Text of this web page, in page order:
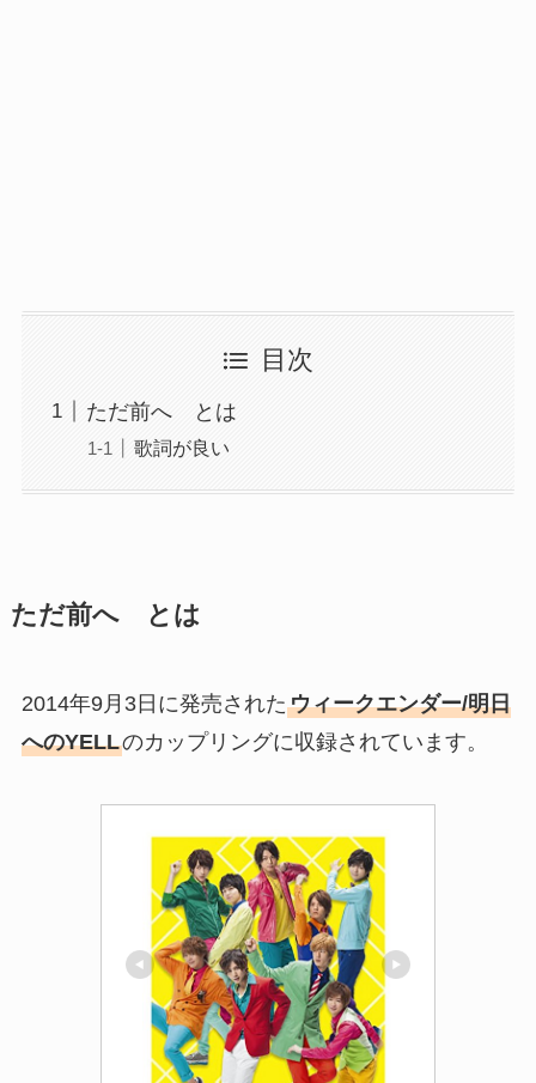
目次
ただ前へ とは
歌詞が良い
ただ前へ とは
2014年9月3日に発売されたウィークエンダー/明日
へのYELLのカップリングに収録されています。